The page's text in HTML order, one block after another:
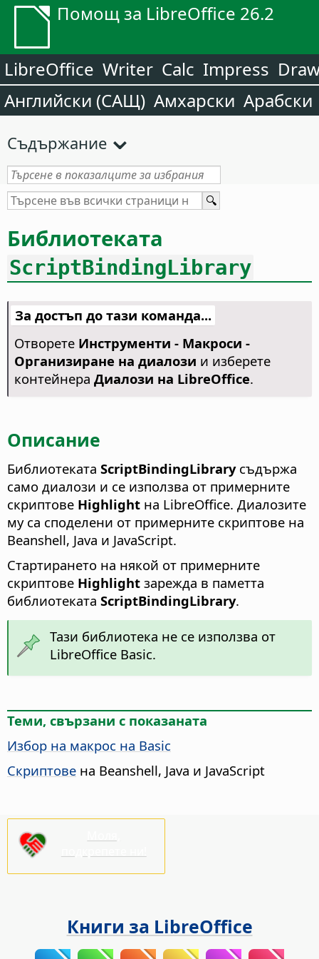
Помощ за LibreOffice 26.2
LibreOffice Writer Calc Impress
Английски (САЩ) Амхарски Арабски
Съдържание
Библиотеката
ScriptBindingLibrary
За достъп до тази команда...
Отворете Инструменти - Макроси -
Организиране на диалози и изберете
контейнера Диалози на LibreOffice.
Описание
Библиотеката ScriptBindingLibraryсъдържа
само диалози и се използва от примерните
скриптове Highlight на LibreOffice. Диалозите
му са споделени от примерните скриптове на
Beanshell, Java и JavaScript.
Стартирането на някой от примерните
скриптове Highlight зарежда в паметта
библиотеката ScriptBindingLibrary.
Тази библиотека не се използва от
LibreOffice Basic.
Теми, свързани с показаната
Избор на макрос на Basic
Скриптове на Beanshell, Java и JavaScript
Книги за LibreOffice